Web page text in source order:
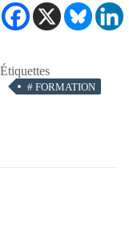
Étiquettes
# FORMATION